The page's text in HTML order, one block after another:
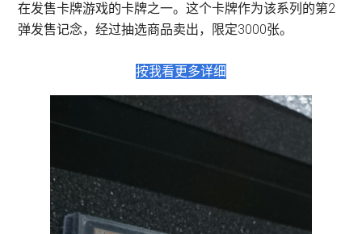
在发售卡牌游戏的卡牌之一。这个卡牌作为该系列的第2
弹发售记念，经过抽选商品卖出，限定3000张。
按我看更多详细